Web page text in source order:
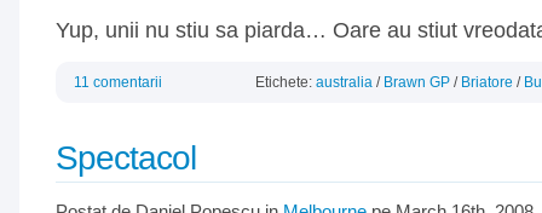
Yup, unii nu stiu sa piarda… Oare au stiut
11 comentarii Etichete: australia / Brawn GP / Briatore /
Spectacol